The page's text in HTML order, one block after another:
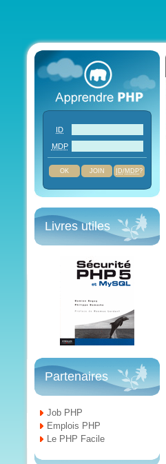
ID
MDP
JOIN ID/MDP?
Livres utiles
Partenaires
Job PHP
Emplois PHP
Le PHP Facile